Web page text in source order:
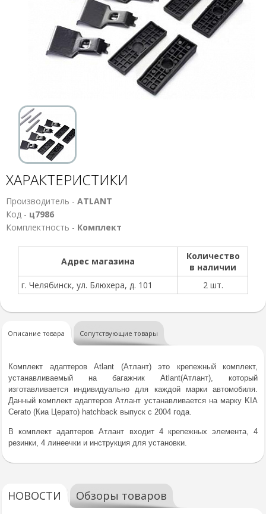
ХАРАКТЕРИСТИКИ
Производитель - ATLANT
Код - ц7986
Комплектность - Комплект
Адрес магазина
Количество
в наличии
г. Челябинск, ул. Блюхера, д. 101
2 шт.
Описание товара Сопутствующие товары
Комплект адаптеров Atlant (Атлант) это крепежный комплект,
устанавливаемый на багажник Atlant(Атлант), который
изготавливается индивидуально для каждой марки автомобиля.
Данный комплект адаптеров Атлант устанавливается на марку KIA
Cerato (Киа Церато) hatchback выпуск с 2004 года.
В комплект адаптеров Атлант входит 4 крепежных элемента, 4
резинки, 4 линеечки и инструкция для установки.
НОВОСТИ Обзоры товаров